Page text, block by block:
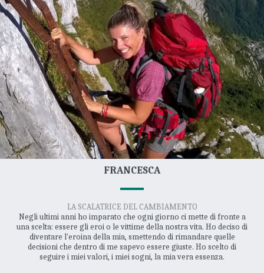
FRANCESCA
LA SCALATRICE DEL CAMBIAMENTO
Negli ultimi anni ho imparato che ogni giorno ci mette di fronte a
una scelta: essere gli eroi o le vittime della nostra vita. Ho deciso di
diventare l'eroina della mia, smettendo di rimandare quelle
decisioni che dentro di me sapevo essere giuste. Ho scelto di
seguire i miei valori, i miei sogni, la mia vera essenza.